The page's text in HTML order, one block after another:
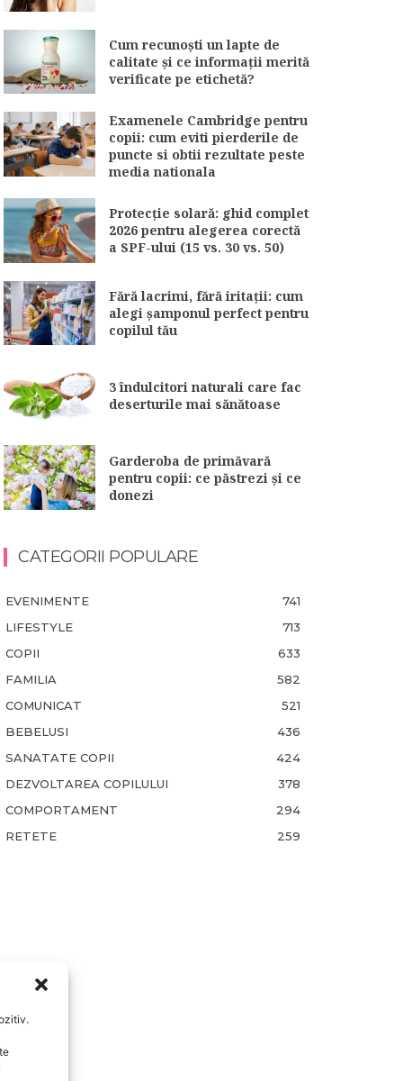
Cum recunoști un lapte de
calitate și ce informații merită
verificate pe etichetă?
Examenele Cambridge pentru
copii: cum eviti pierderile de
puncte si obtii rezultate peste
media nationala
Protecție solară: ghid complet
2026 pentru alegerea corectă
a SPF-ului (15 vs. 30 vs. 50)
Fără lacrimi, fără iritații: cum
alegi șamponul perfect pentru
copilul tău
3 îndulcitori naturali care fac
deserturile mai sănătoase
Garderoba de primăvară
pentru copii: ce păstrezi și ce
donezi
CATEGORII POPULARE
EVENIMENTE
741
LIFESTYLE
713
COPII
633
FAMILIA
582
COMUNICAT
521
BEBELUSI
436
SANATATE COPII
424
DEZVOLTAREA COPILULUI
378
COMPORTAMENT
294
RETETE
259